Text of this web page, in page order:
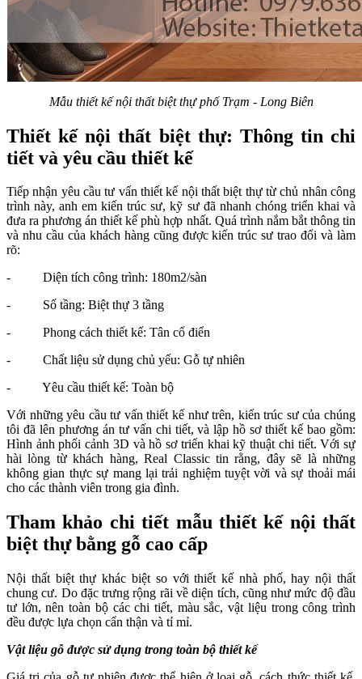
Tư vấn thiết kế thi công
Diện tích : 180m2
Qui mô : 03 tầng
Công trình
Mức đầu tư
Họ tên
Số điện thoại
ĐĂNG KÝ TƯ VẤN
Hotline tư vấn 24/70979636238
Hoặc để lại SĐT - Chúng tôi sẽ gọi cho bạn!
GỬI